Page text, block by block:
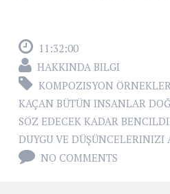
11:32:00
HAKKINDA BILGI
KOMPOZISYON
KAÇAN BÜTÜN INSANLAR
SÖZ EDECEK KADAR
DUYGU VE
NO COMMENTS